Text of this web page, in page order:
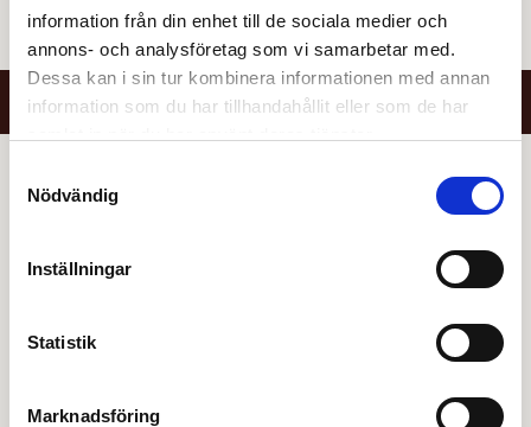
information från din enhet till de sociala medier och
annons- och analysföretag som vi samarbetar med.
Dessa kan i sin tur kombinera informationen med annan
information som du har tillhandahållit eller som de har
Nödvändig
Inställningar
Statistik
Marknadsföring
1 2
5 6
9 10
13 14
17
Upptagen
Rullstol
Soffa
Platskategori B
Platskategori C
ATT BETALA:0,00kr